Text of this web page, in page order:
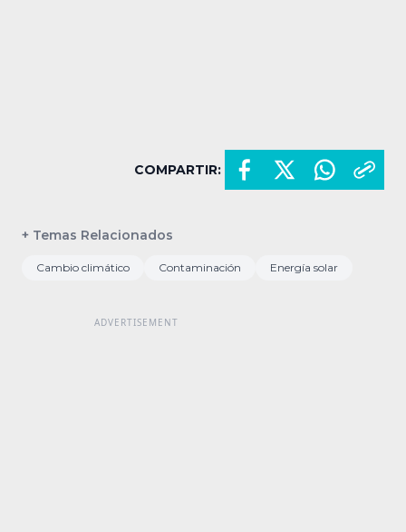
COMPARTIR:
+ Temas Relacionados
Cambio climático Contaminación Energía solar